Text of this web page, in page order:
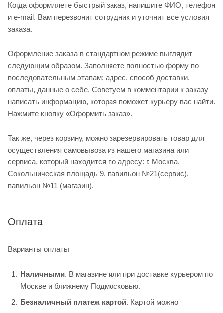
Когда оформляете быстрый заказ, напишите ФИО, телефон
и e-mail. Вам перезвонит сотрудник и уточнит все условия
заказа.
Оформление заказа в стандартном режиме выглядит
следующим образом. Заполняете полностью форму по
последовательным этапам: адрес, способ доставки,
оплаты, данные о себе. Советуем в комментарии к заказу
написать информацию, которая поможет курьеру вас найти.
Нажмите кнопку «Оформить заказ».
Так же, через корзину, можно зарезервировать товар для
осуществления самовывоза из нашего магазина или
сервиса, который находится по адресу: г. Москва,
Сокольническая площадь 9, павильон №21(сервис),
павильон №11 (магазин).
Оплата
Варианты оплаты
Наличными. В магазине или при доставке курьером по
Москве и ближнему Подмосковью.
Безналичный платеж картой. Картой можно